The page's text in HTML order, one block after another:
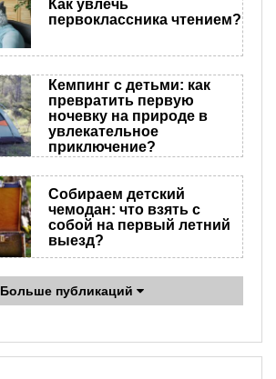
Как увлечь
первоклассника чтением?
Кемпинг с детьми: как
превратить первую
ночевку на природе в
увлекательное
приключение?
Собираем детский
чемодан: что взять с
собой на первый летний
выезд?
Больше публикаций